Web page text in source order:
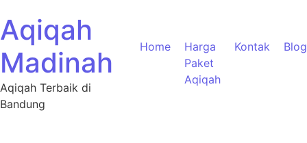
Aqiqah
Madinah
Aqiqah Terbaik di
Bandung
Home
Harga
Paket
Aqiqah
Kontak Blog